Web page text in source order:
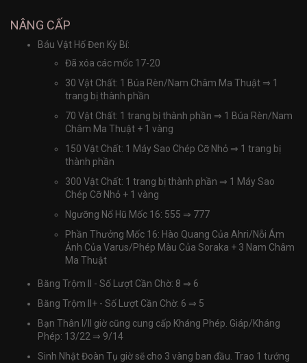
NÂNG CẤP
Báu Vật Hố Đen Kỳ Bí:
Đã xóa các mốc 17-20
30 Vật Chất: 1 Búa Rèn/Nam Châm Ma Thuật ⇒ 1
trang bị thành phần
70 Vật Chất: 1 trang bị thành phần ⇒ 1 Búa Rèn/Nam
Châm Ma Thuật + 1 vàng
150 Vật Chất: 1 Máy Sao Chép Cỡ Nhỏ ⇒ 1 trang bị
thành phần
300 Vật Chất: 1 trang bị thành phần ⇒ 1 Máy Sao
Chép Cỡ Nhỏ + 1 vàng
Ngưỡng Nổ Hũ Mốc 16: 555 ⇒ 777
Phần Thưởng Mốc 16: Hào Quang Của Ahri/Nỗi Ám
Ảnh Của Varus/Phép Màu Của Soraka + 3 Nam Châm
Ma Thuật
Băng Trộm II - Số Lượt Cần Chờ: 8 ⇒ 6
Băng Trộm II+ - Số Lượt Cần Chờ: 6 ⇒ 5
Bạn Thân I/II giờ cũng cung cấp Kháng Phép. Giáp/Kháng
Phép: 13/22 ⇒ 9/14
Sinh Nhật Đoàn Tụ giờ sẽ cho 3 vàng ban đầu. Trao 1 tướng